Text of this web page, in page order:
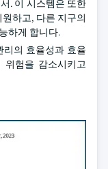
. 이 시스템은 또한
하고, 다른 지구의
하게 합니다.
리의 효율성과 효율
위험을 감소시키고